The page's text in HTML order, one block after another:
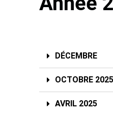
DÉCEMBRE
OCTOBRE 2025
AVRIL 2025